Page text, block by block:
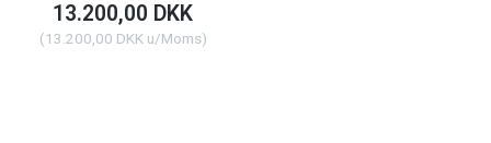
13.200,00 DKK
(13.200,00 DKKu/Moms)